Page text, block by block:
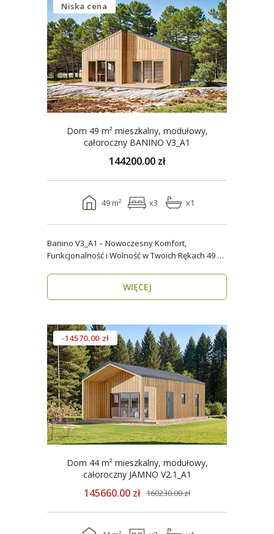
Niska cena
Dom 49 m² mieszkalny, modułowy,
całoroczny BANINO V3_A1
144200.00 zł
49 m² x3 x1
Banino V3_A1 – Nowoczesny Komfort,
Funkcjonalność i Wolność w Twoich Rękach 49 m²
WIĘCEJ
-14570.00 zł
Dom 44 m² mieszkalny, modułowy,
całoroczny JAMNO V2.1_A1
145660.00 zł 160230.00 zł